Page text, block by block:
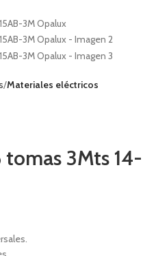
Materiales eléctricos
3Mts 14-